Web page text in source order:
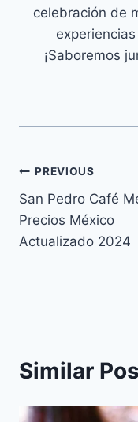
celebración de
¡Saboremos
Navegación
de
entradas
PREVIOUS
San Pedro Café
Precios México
Actualizado 2024
Similar